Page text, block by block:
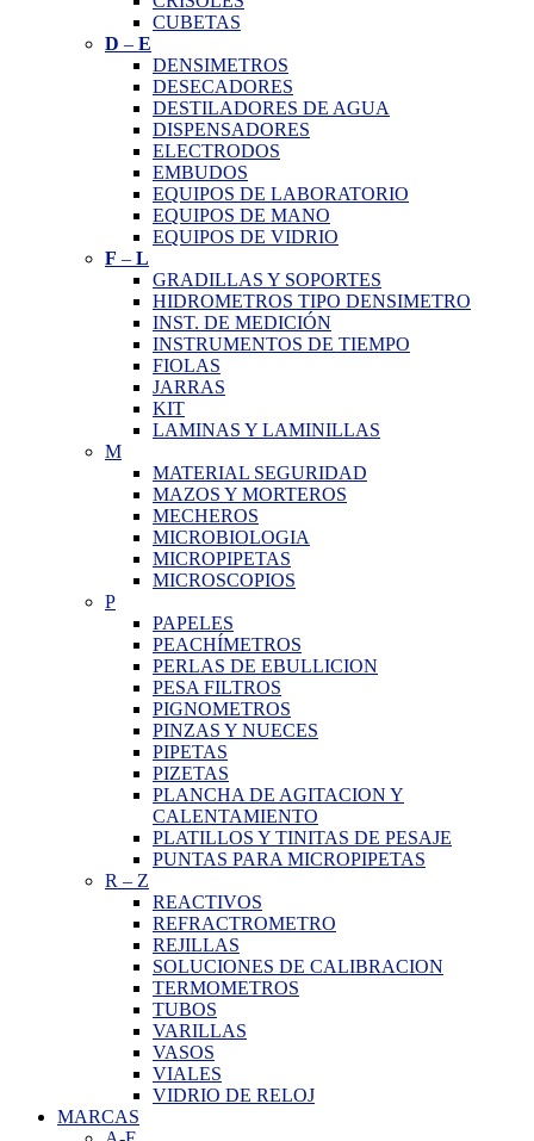
CUBETAS
D – E
DENSIMETROS
DESECADORES
DESTILADORES DE AGUA
DISPENSADORES
ELECTRODOS
EMBUDOS
EQUIPOS DE LABORATORIO
EQUIPOS DE MANO
EQUIPOS DE VIDRIO
F – L
GRADILLAS Y SOPORTES
HIDROMETROS TIPO DENSIMETRO
INST. DE MEDICIÓN
INSTRUMENTOS DE TIEMPO
FIOLAS
JARRAS
KIT
LAMINAS Y LAMINILLAS
M
MATERIAL SEGURIDAD
MAZOS Y MORTEROS
MECHEROS
MICROBIOLOGIA
MICROPIPETAS
MICROSCOPIOS
P
PAPELES
PEACHÍMETROS
PERLAS DE EBULLICION
PESA FILTROS
PIGNOMETROS
PINZAS Y NUECES
PIPETAS
PIZETAS
PLANCHA DE AGITACION Y
CALENTAMIENTO
PLATILLOS Y TINITAS DE PESAJE
PUNTAS PARA MICROPIPETAS
R – Z
REACTIVOS
REFRACTROMETRO
REJILLAS
SOLUCIONES DE CALIBRACION
TERMOMETROS
TUBOS
VARILLAS
VASOS
VIALES
VIDRIO DE RELOJ
MARCAS